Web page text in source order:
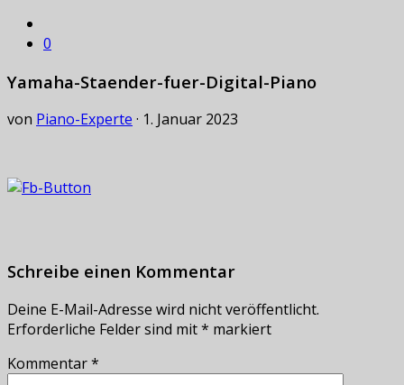
0
Yamaha-Staender-fuer-Digital-Piano
von Piano-Experte · 1. Januar 2023
Schreibe einen Kommentar
Deine E-Mail-Adresse wird nicht veröffentlicht.
Erforderliche Felder sind mit* markiert
Kommentar*